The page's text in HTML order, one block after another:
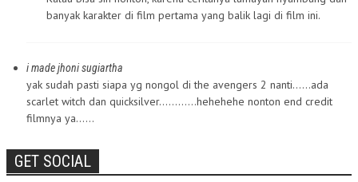
banyak karakter di film pertama yang balik lagi di film ini.
i made jhoni sugiartha
yak sudah pasti siapa yg nongol di the avengers 2 nanti……ada
scarlet witch dan quicksilver…………hehehehe nonton end credit
filmnya ya……
GET SOCIAL